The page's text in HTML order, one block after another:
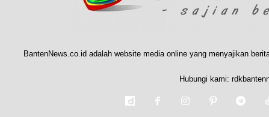
BantenNews.co.id adalah website media online yang menyajikan
Hubungi kami: